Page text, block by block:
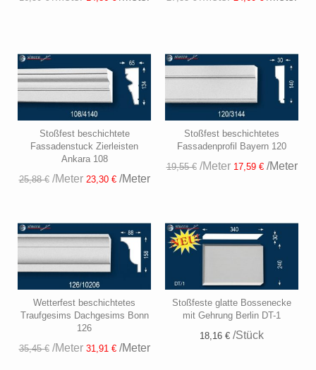
Stoßfest beschichtete
Fassadenstuck Zierleisten
Ankara 108
25,88 €/Meter 23,30 €/Meter
Stoßfest beschichtetes
Fassadenprofil Bayern 120
19,55 €/Meter 17,59 €/Meter
Wetterfest beschichtetes
Traufgesims Dachgesims Bonn
126
35,45 €/Meter 31,91 €/Meter
Stoßfeste glatte Bossenecke
mit Gehrung Berlin DT-1
18,16 € /Stück